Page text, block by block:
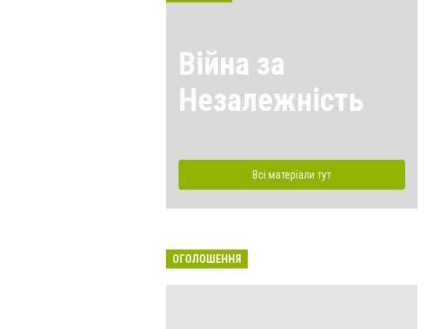
Війна за
Незалежність
Всі матеріали тут
ОГОЛОШЕННЯ